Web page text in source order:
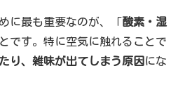
に最も重要なのが、「酸素・湿
です。特に空気に触れることで
り、雑味が出てしまう原因 にな